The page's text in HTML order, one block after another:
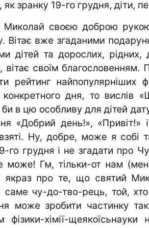
як зранку 19-го грудня, діти,
Миколай своєю доброю рукою
Вітає вже згаданими
дітей та дорослих, рідних,
вітає своїм
рейтинг найпопулярніших
конкретного дня, то вислів
в цю особливу для дітей
«Добрий день!»,
Ну, добре, може я собі
го грудня і не згадати про
може! Гм, тільки-от нам
якраз про те, що святий
саме чу-до-тво-рець, той,
може зробити частинку
фізики-хімії-